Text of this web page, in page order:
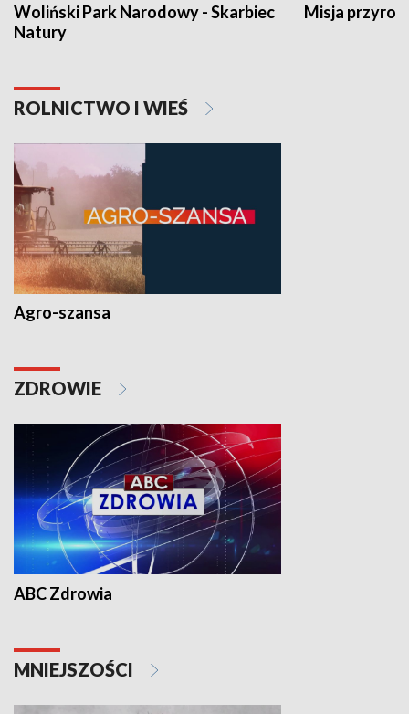
Woliński Park Narodowy - Skarbiec
Natury
Misja
ROLNICTWO I WIEŚ
Agro-szansa
ZDROWIE
ABC Zdrowia
MNIEJSZOŚCI